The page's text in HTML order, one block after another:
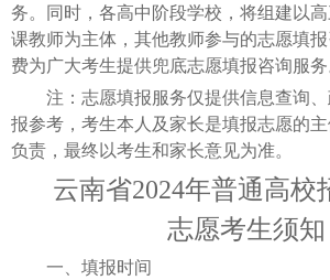
务。同时，各高中阶段学校，将组建以
课教师为主体，其他教师参与的志愿填
费为广大考生提供兜底志愿填报咨询服务
注：志愿填报服务仅提供信息查询、
报参考，考生本人及家长是填报志愿的
负责，最终以考生和家长意见为准。
云南省2024年普通高校
志愿考生须知
一、填报时间